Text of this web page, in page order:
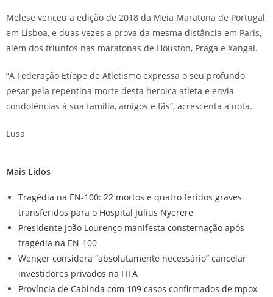
Melese venceu a edição de 2018 da Meia Maratona de Portugal,
em Lisboa, e duas vezes a prova da mesma distância em Paris,
além dos triunfos nas maratonas de Houston, Praga e Xangai.
“A Federação Etíope de Atletismo expressa o seu profundo
pesar pela repentina morte desta heroica atleta e envia
condolências à sua família, amigos e fãs”, acrescenta a nota.
Lusa
Mais Lidos
Tragédia na EN-100: 22 mortos e quatro feridos graves
transferidos para o Hospital Julius Nyerere
Presidente João Lourenço manifesta consternação após
tragédia na EN-100
Wenger considera “absolutamente necessário” cancelar
investidores privados na FIFA
Província de Cabinda com 109 casos confirmados de mpox